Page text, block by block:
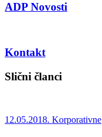
ADP Novosti
Kontakt
Slični članci
12.05.2018. Korporativne